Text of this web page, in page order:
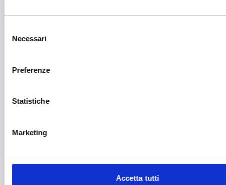
delNecessari
Preferenze
Statistiche
Marketing
Accetta tutti
Energie Rinnovabili
Fashion
Fiere ed eventi
Formazione e lavoro